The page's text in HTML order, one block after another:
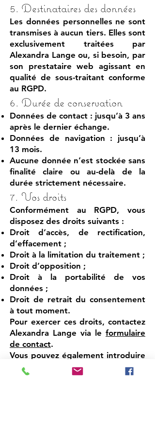
5. Destinataires des données
Les données personnelles ne sont
transmises à aucun tiers. Elles sont
exclusivement traitées par
Alexandra Lange ou, si besoin, par
son prestataire web agissant en
qualité de sous-traitant conforme
au RGPD.
6. Durée de conservation
Données de contact : jusqu’à 3 ans
après le dernier échange.
Données de navigation : jusqu’à
13 mois.
Aucune donnée n’est stockée sans
finalité claire ou au-delà de la
durée strictement nécessaire.
7. Vos droits
Conformément au RGPD, vous
disposez des droits suivants :
Droit d’accès, de rectification,
d’effacement ;
Droit à la limitation du traitement ;
Droit d’opposition ;
Droit à la portabilité de vos
données ;
Droit de retrait du consentement
à tout moment.
Pour exercer ces droits, contactez
Alexandra Lange via le formulaire
de contact.
Vous pouvez également introduire
une réclamation auprès de la CNIL
www.cnil.fr